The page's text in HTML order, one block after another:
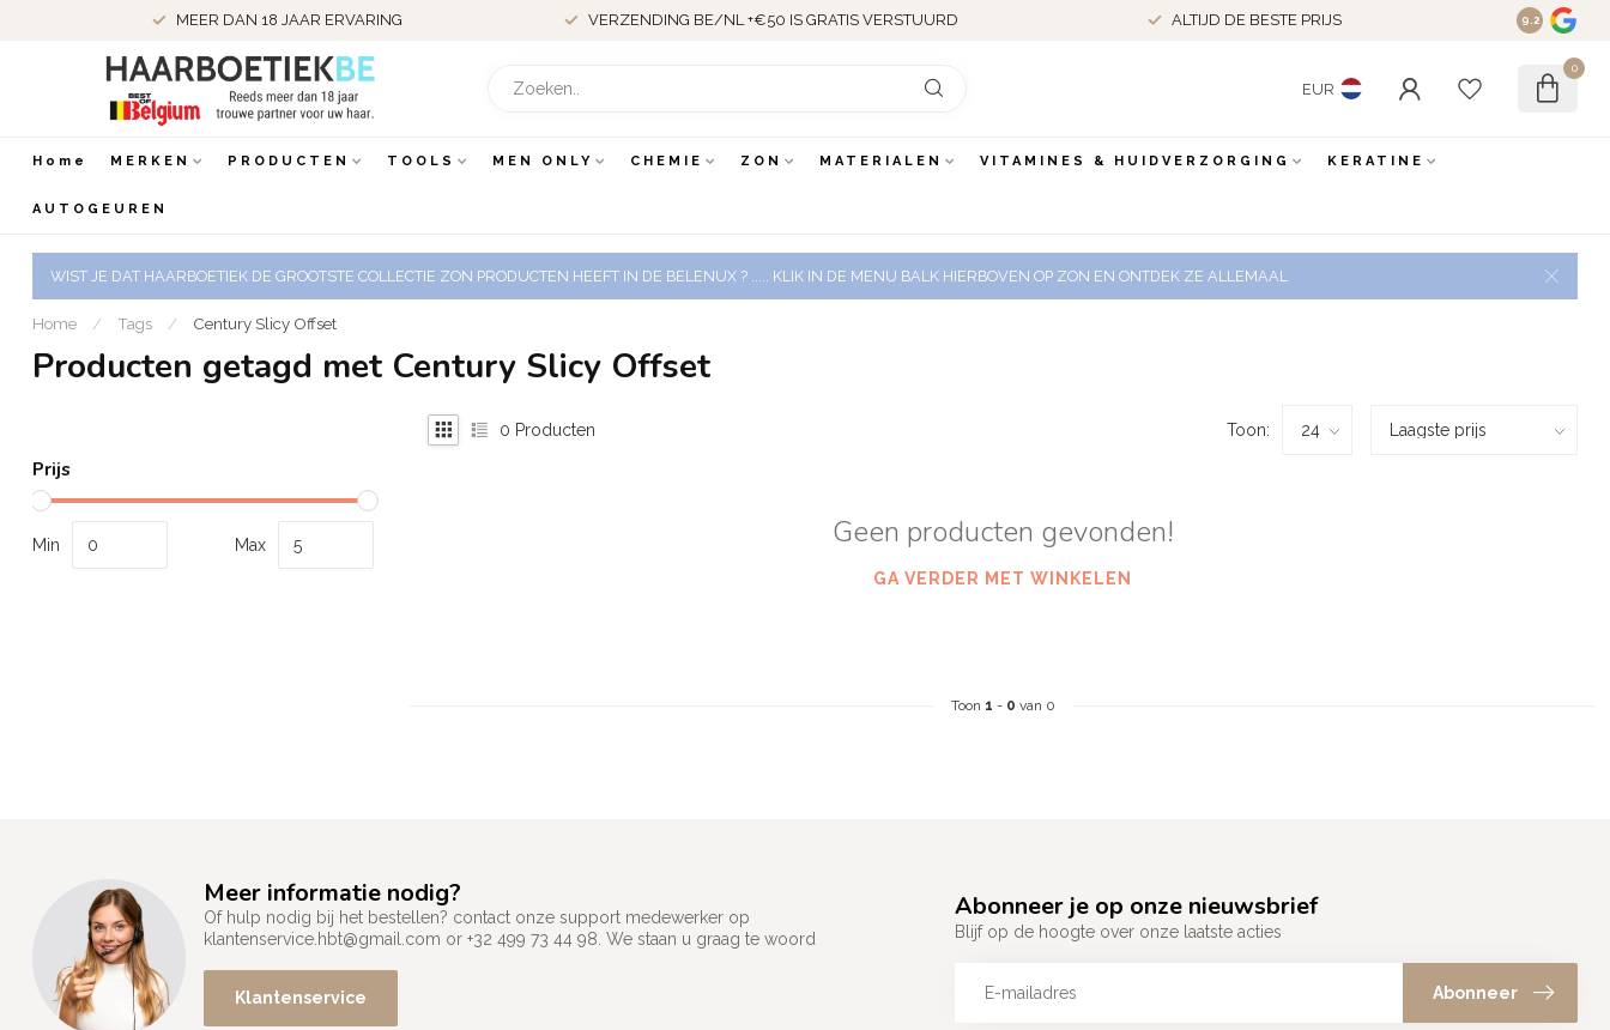
MEER DAN 18 JAAR ERVARING VERZENDING BE/NL +€50 IS GRATIS VERSTUURD ALTIJD DE BESTE PRIJS 9.2
EUR
0
Home MERKEN PRODUCTEN TOOLS MEN ONLY CHEMIE ZON MATERIALEN VITAMINES & HUIDVERZORGING KERATINE
AUTOGEUREN
WIST JE DAT HAARBOETIEK DE GROOTSTE COLLECTIE ZON PRODUCTEN HEEFT IN DE BELENUX ? ..... KLIK IN DE MENU BALK HIERBOVEN OP ZON EN ONTDEK ZE ALLEMAAL
Home / Tags / Century Slicy Offset
Producten getagd met Century Slicy Offset
Prijs
Min Max
0 Producten Toon:
Geen producten gevonden!
GA VERDER MET WINKELEN
Toon 1 - 0 van 0
Meer informatie nodig?
Of hulp nodig bij het bestellen? contact onze support medewerker op
klantenservice.hbt@gmail.com or +32 499 73 44 98. We staan u graag te woord
Klantenservice
Abonneer je op onze nieuwsbrief
Blijf op de hoogte over onze laatste acties
Abonneer